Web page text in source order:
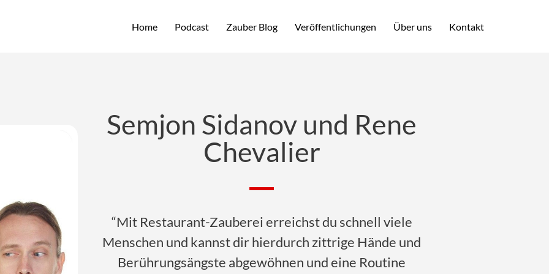
Home Podcast Zauber Blog Veröffentlichungen Über uns Kontakt
Semjon Sidanov und Rene
Chevalier
“Mit Restaurant-Zauberei erreichst du schnell viele
Menschen und kannst dir hierdurch zittrige Hände und
Berührungsängste abgewöhnen und eine Routine